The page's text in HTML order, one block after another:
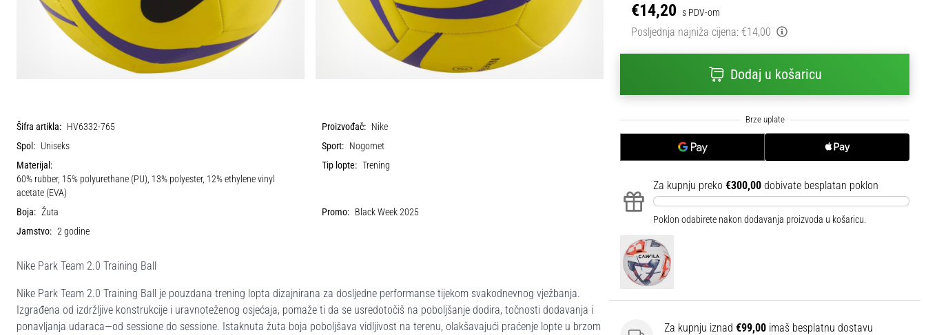
€14,20 s PDV-om
Posljednja najniža cijena: €14,00
Dodaj u košaricu
Za kupnju preko €300,00 dobivate besplatan poklon
Poklon odabirete nakon dodavanja proizvoda u košaricu.
Za kupnju iznad €99,00 imaš besplatnu dostavu
Šifra artikla: HV6332-765 Proizvođač: Nike
Spol: Uniseks Sport: Nogomet
Materijal:
60% rubber, 15% polyurethane (PU), 13% polyester, 12% ethylene vinyl
acetate (EVA)
Tip lopte: Trening
Boja: Žuta Promo: Black Week 2025
Jamstvo: 2 godine
Nike Park Team 2.0 Training Ball
Nike Park Team 2.0 Training Ball je pouzdana trening lopta dizajnirana za dosljedne performanse tijekom svakodnevnog vježbanja.
Izgrađena od izdržljive konstrukcije i uravnoteženog osjećaja, pomaže ti da se usredotočiš na poboljšanje dodira, točnosti dodavanja i
ponavljanja udaraca—od sessione do sessione. Istaknuta žuta boja poboljšava vidljivost na terenu, olakšavajući praćenje lopte u brzom